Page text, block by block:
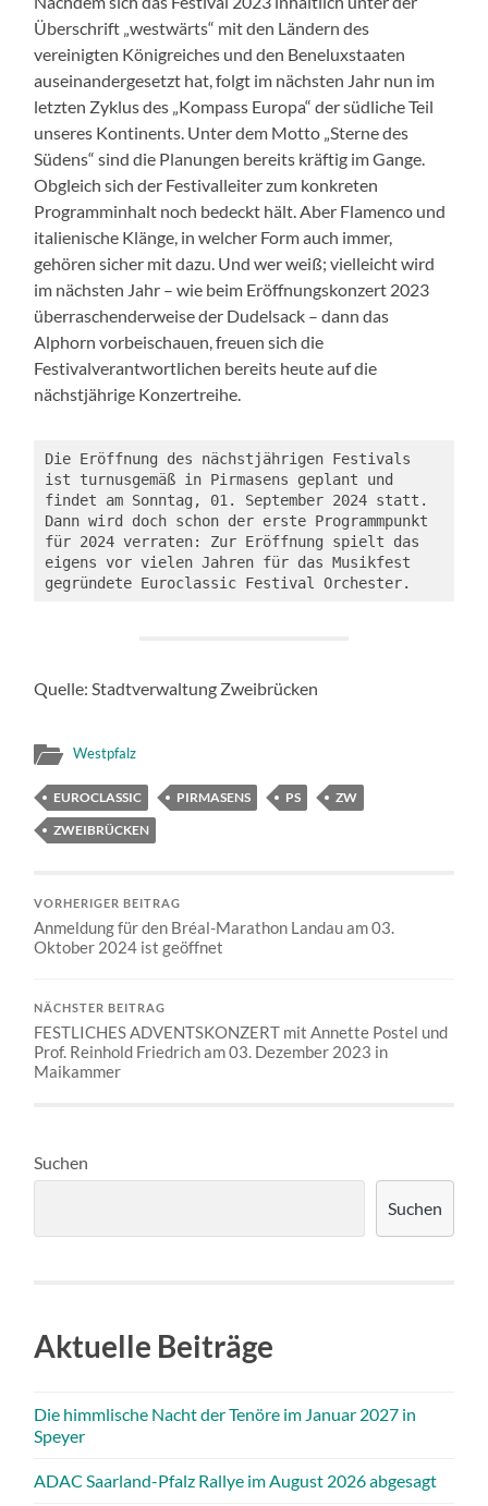
Überschrift „westwärts“ mit den Ländern des
vereinigten Königreiches und den Beneluxstaaten
auseinandergesetzt hat, folgt im nächsten Jahr nun im
letzten Zyklus des „Kompass Europa“ der südliche Teil
unseres Kontinents. Unter dem Motto „Sterne des
Südens“ sind die Planungen bereits kräftig im Gange.
Obgleich sich der Festivalleiter zum konkreten
Programminhalt noch bedeckt hält. Aber Flamenco und
italienische Klänge, in welcher Form auch immer,
gehören sicher mit dazu. Und wer weiß; vielleicht wird
im nächsten Jahr – wie beim Eröffnungskonzert 2023
überraschenderweise der Dudelsack – dann das
Alphorn vorbeischauen, freuen sich die
Festivalverantwortlichen bereits heute auf die
nächstjährige Konzertreihe.
Die Eröffnung des nächstjährigen Festivals
ist turnusgemäß in Pirmasens geplant und
findet am Sonntag, 01. September 2024 statt.
Dann wird doch schon der erste Programmpunkt
für 2024 verraten: Zur Eröffnung spielt das
eigens vor vielen Jahren für das Musikfest
gegründete Euroclassic Festival Orchester.
Quelle: Stadtverwaltung Zweibrücken
Westpfalz
EUROCLASSIC PIRMASENS PS
ZW
ZWEIBRÜCKEN
VORHERIGER BEITRAG
Anmeldung für den Bréal-Marathon Landau am 03.
Oktober 2024 ist geöffnet
NÄCHSTER BEITRAG
FESTLICHES ADVENTSKONZERT mit Annette Postel und
Prof. Reinhold Friedrich am 03. Dezember 2023 in
Maikammer
Suchen
Suchen
Aktuelle Beiträge
Die himmlische Nacht der Tenöre im Januar 2027 in
Speyer
ADAC Saarland-Pfalz Rallye im August 2026 abgesagt